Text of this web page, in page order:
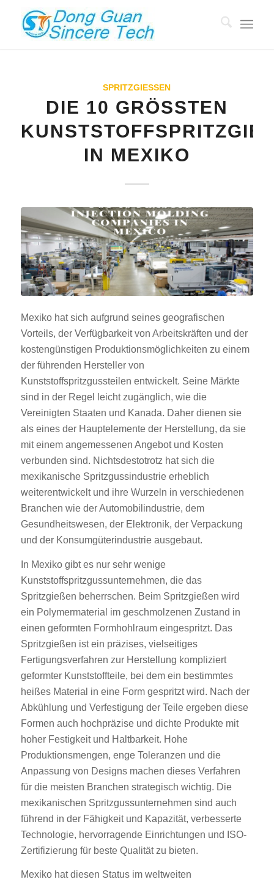
SPRITZGIESSEN
DIE 10 GRÖSSTEN K
MEXIKO
Mexiko hat sich aufgrund seines geografischen
Vorteils, der Verfügbarkeit von Arbeitskräften und der
kostengünstigen Produktionsmöglichkeiten zu einem
der führenden Hersteller von
Kunststoffspritzgussteilen entwickelt. Seine Märkte
sind in der Regel leicht zugänglich, wie die
Vereinigten Staaten und Kanada. Daher dienen sie
als eines der Hauptelemente der Herstellung, da sie
mit einem angemessenen Angebot und Kosten
verbunden sind. Nichtsdestotrotz hat sich die
mexikanische Spritzgussindustrie erheblich
weiterentwickelt und ihre Wurzeln in verschiedenen
Branchen wie der Automobilindustrie, dem
Gesundheitswesen, der Elektronik, der Verpackung
und der Konsumgüterindustrie ausgebaut.
In Mexiko gibt es nur sehr wenige
Kunststoffspritzgussunternehmen, die das
Spritzgießen beherrschen. Beim Spritzgießen wird
ein Polymermaterial im geschmolzenen Zustand in
einen geformten Formhohlraum eingespritzt. Das
Spritzgießen ist ein präzises, vielseitiges
Fertigungsverfahren zur Herstellung kompliziert
geformter Kunststoffteile, bei dem ein bestimmtes
heißes Material in eine Form gespritzt wird. Nach der
Abkühlung und Verfestigung der Teile ergeben diese
Formen auch hochpräzise und dichte Produkte mit
hoher Festigkeit und Haltbarkeit. Hohe
Produktionsmengen, enge Toleranzen und die
Anpassung von Designs machen dieses Verfahren
für die meisten Branchen strategisch wichtig. Die
mexikanischen Spritzgussunternehmen sind auch
führend in der Fähigkeit und Kapazität, verbesserte
Technologie, hervorragende Einrichtungen und ISO-
Zertifizierung für beste Qualität zu bieten.
Mexiko hat diesen Status im weltweiten